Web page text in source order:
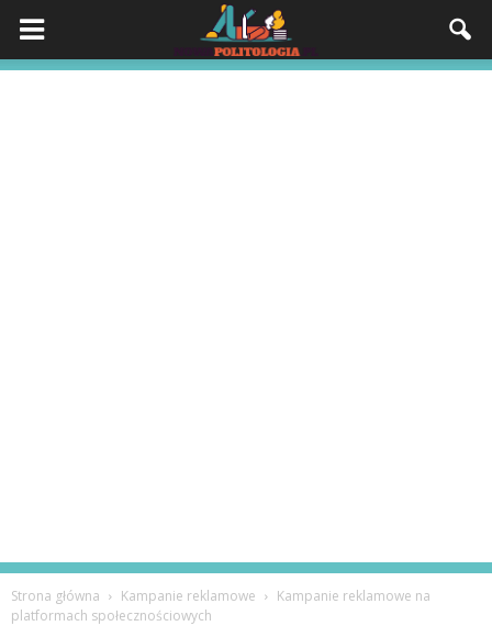
Strona główna Kampanie reklamowe
Kampanie reklamowe na
platformach społecznościowych